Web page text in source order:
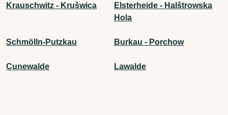
Krauschwitz - Krušwica
Elsterheide - Halštrowska
Hola
Schmölln-Putzkau Burkau - Porchow
Cunewalde Lawalde